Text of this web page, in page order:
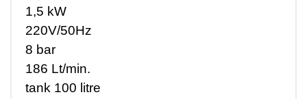
1,5 kW
220V/50Hz
8 bar
186 Lt/min.
tank 100 litre